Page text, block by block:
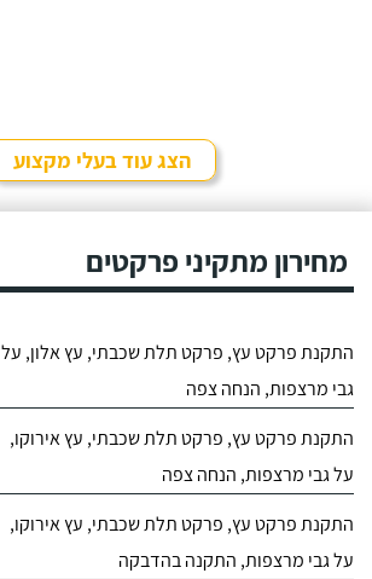
הצג עוד בעלי מקצוע
מחירון מתקיני פרקטים
התקנת פרקט עץ, פרקט תלת שכבתי, עץ אלון, על
גבי מרצפות, הנחה צפה
התקנת פרקט עץ, פרקט תלת שכבתי, עץ אירוקו,
על גבי מרצפות, הנחה צפה
התקנת פרקט עץ, פרקט תלת שכבתי, עץ אירוקו,
על גבי מרצפות, התקנה בהדבקה